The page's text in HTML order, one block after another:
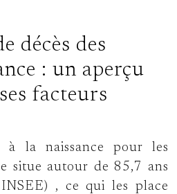
décès des
: un aperçu
facteurs
à la naissance pour les
situe autour de 85,7 ans
, ce qui les place